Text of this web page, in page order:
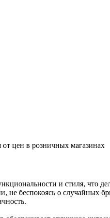
от цен в розничных магазинах
и стиля, что
не беспокоясь о случайных